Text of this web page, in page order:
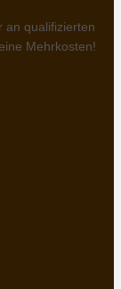
an qualifizierten
Mehrkosten!